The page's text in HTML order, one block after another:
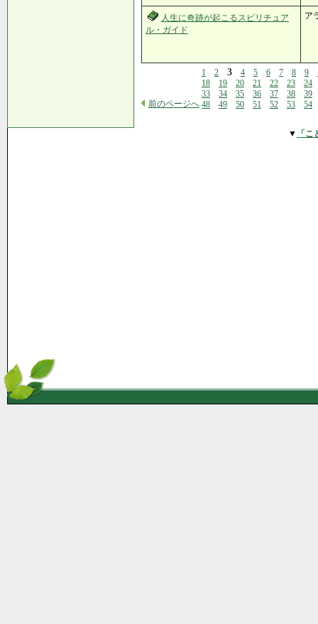
人生に奇跡が起こるスピリチュア
ル・ガイド
ア
前のページへ
1 2 3 4 5 6 7 8 9
18
19 20 21 22 23
24
33
34 35 36 37 38
39
48
49 50 51 52 53 54
▼ 「